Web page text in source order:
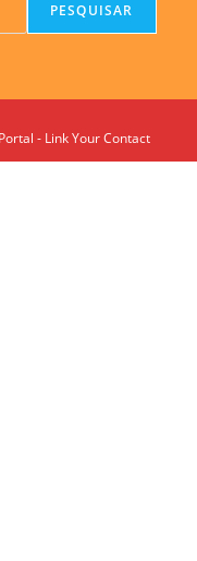
PESQUISAR
- Link Your Contact